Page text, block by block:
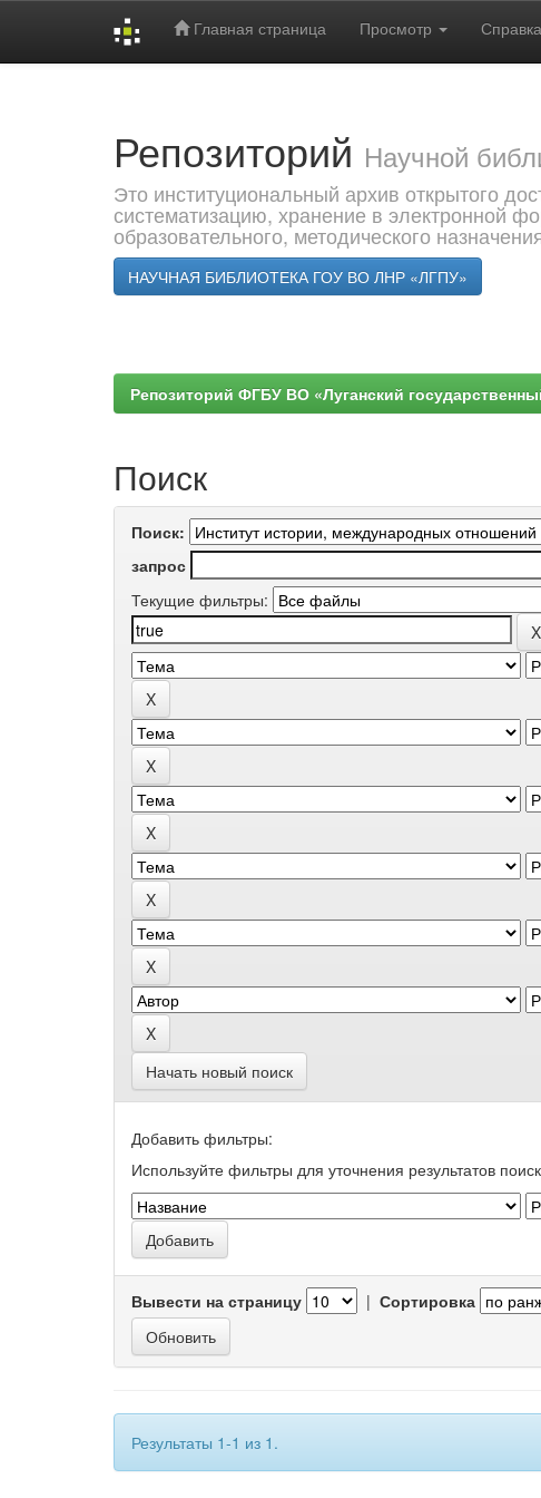
Главная страница Просмотр Справка
Репозиторий Научной
Это институциональный архив открытого
систематизацию, хранение в электронной
образовательного, методического
НАУЧНАЯ БИБЛИОТЕКА ГОУ ВО ЛНР «ЛГПУ»
Репозиторий ФГБУ ВО «Луганский
Поиск
Поиск:
запрос
Текущие фильтры:
Начать новый поиск
Добавить фильтры:
Используйте фильтры для уточнения результатов
Вывести на страницу | Сортировка
Результаты 1-1 из 1.